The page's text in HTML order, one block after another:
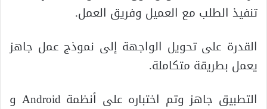
تنفيذ الطلب مع العميل وفريق العمل.
القدرة على تحويل الواجهة إلى نموذج عمل جاهز
يعمل بطريقة متكاملة.
التطبيق جاهز وتم اختباره على أنظمة Android و